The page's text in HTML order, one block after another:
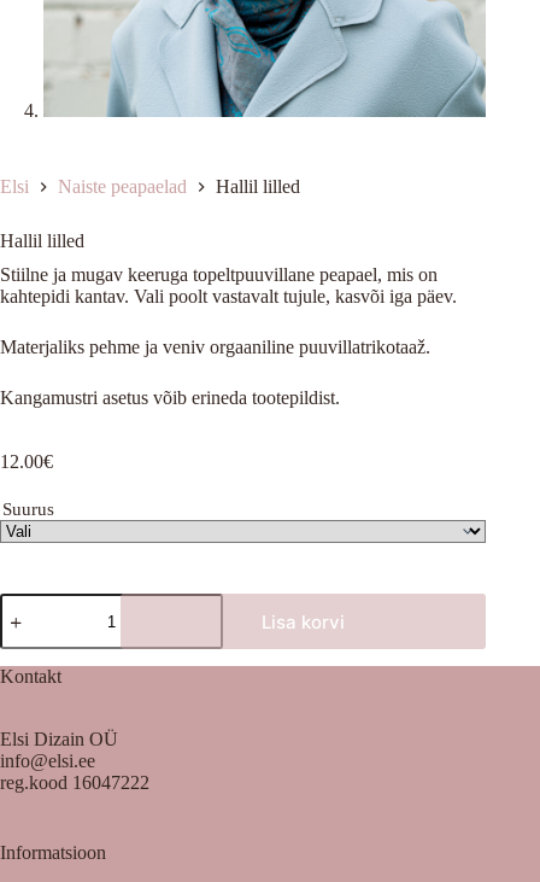
Elsi Naiste peapaelad Hallil lilled
Hallil lilled
Stiilne ja mugav keeruga topeltpuuvillane peapael, mis on
kahtepidi kantav. Vali poolt vastavalt tujule, kasvõi iga päev.
Materjaliks pehme ja veniv orgaaniline puuvillatrikotaaž.
Kangamustri asetus võib erineda tootepildist.
12.00€
Suurus
Hallil
lilled
kogus
Lisa korvi
Kontakt
Elsi Dizain OÜ
info@elsi.ee
reg.kood 16047222
Informatsioon